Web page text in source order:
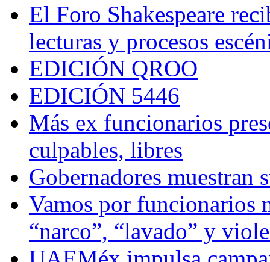
El Foro Shakespeare
lecturas y procesos
EDICIÓN QROO
EDICIÓN 5446
Más ex funcionarios
culpables, libres
Gobernadores muestran
Vamos por funcionarios
“narco”, “lavado” y